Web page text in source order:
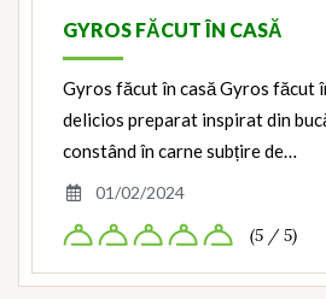
GYROS FĂCUT ÎN CASĂ
Gyros făcut în casă Gyros făcut
delicios preparat inspirat din
constând în carne subțire de…
01/02/2024
(5 / 5)